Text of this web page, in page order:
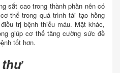
sắt cao trong thành phần nên có
thể trong quá trình tái tạo hồng
trị bệnh thiếu máu. Mặt khác,
giúp cơ thể tăng cường sức đề
tốt hơn.
thư